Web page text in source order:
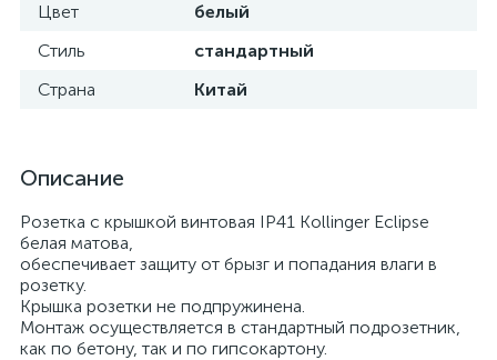
Цвет
белый
Стиль
стандартный
Страна
Китай
Описание
Розетка с крышкой винтовая IP41 Kollinger Eclipse
белая матова,
обеспечивает защиту от брызг и попадания влаги в
розетку.
Крышка розетки не подпружинена.
Монтаж осуществляется в стандартный подрозетник,
как по бетону, так и по гипсокартону.